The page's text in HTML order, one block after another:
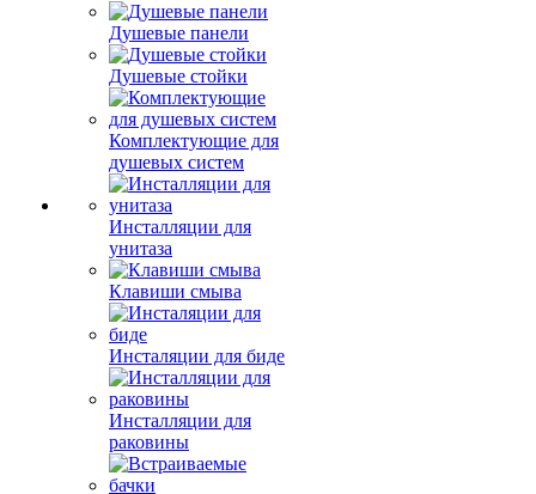
Душевые панели
Душевые стойки
Комплектующие для
душевых систем
Инсталляции для
унитаза
Клавиши смыва
Инсталяции для биде
Инсталляции для
раковины